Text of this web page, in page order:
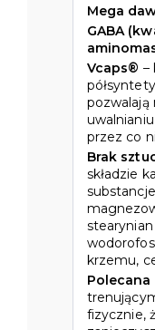
Mega
GABA
Vcaps® –
przez co
Brak
składzie
krzemu,
fizycznie,